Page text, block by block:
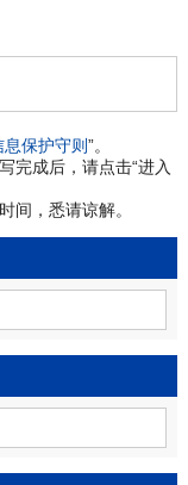
保护守则”。
完成后，请点击“进入
间，悉请谅解。